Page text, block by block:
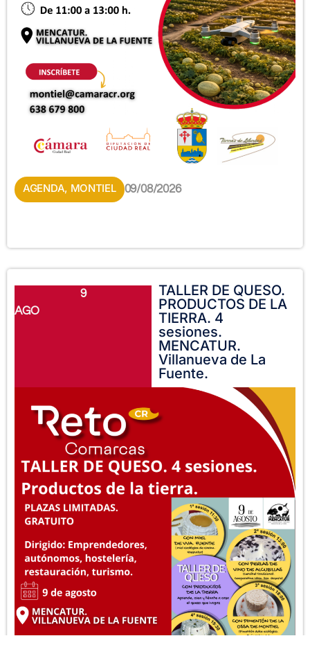
AGENDA, MONTIEL 09/08/2026
9
AGO
TALLER DE QUESO.
PRODUCTOS DE LA
TIERRA. 4
sesiones.
MENCATUR.
Villanueva de La
Fuente.